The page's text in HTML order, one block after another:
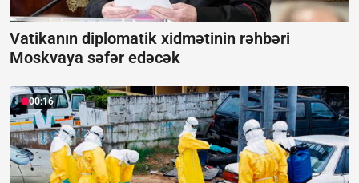
Vatikanın diplomatik xidmətinin rəhbəri
Moskvaya səfər edəcək
00:16